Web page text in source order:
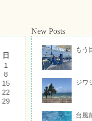
日
1
8
15
22
29
New Posts
もう
ジワ
台風